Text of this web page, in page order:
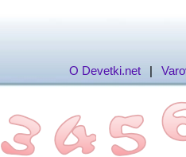
O Devetki.net |